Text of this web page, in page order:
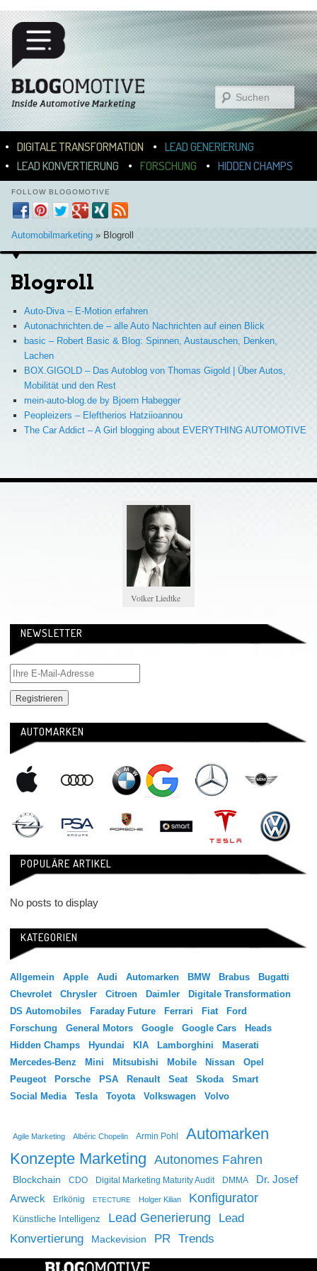
Suchen
ZUM INHALT WECHSELN
ZUM SEKUNDÄREN INHALT WECHSELN
DIGITALE TRANSFORMATION
LEAD GENERIERUNG
LEAD KONVERTIERUNG
FORSCHUNG HIDDEN CHAMPS
FOLLOW BLOGOMOTIVE
Automobilmarketing » Blogroll
Blogroll
Auto-Diva – E-Motion erfahren
Autonachrichten.de – alle Auto Nachrichten auf einen Blick
basic – Robert Basic & Blog: Spinnen, Austauschen, Denken,
Lachen
BOX.GIGOLD – Das Autoblog von Thomas Gigold | Über Autos,
Mobilität und den Rest
mein-auto-blog.de by Bjoern Habegger
Peopleizers – Eleftherios Hatziioannou
The Car Addict – A Girl blogging about EVERYTHING AUTOMOTIVE
Volker Liedtke
NEWSLETTER
AUTOMARKEN
POPULÄRE ARTIKEL
No posts to display
KATEGORIEN
Allgemein Apple Audi Automarken BMW Brabus
Bugatti
Chevrolet
Chrysler Citroen Daimler
Digitale Transformation
DS Automobiles
Faraday Future Ferrari Fiat
Ford
Forschung
General Motors Google Google Cars
Heads
Hidden Champs
Hyundai KIA Lamborghini
Maserati
Mercedes-Benz
Mini Mitsubishi Mobile Nissan
Opel
Peugeot
Porsche PSA Renault Seat Skoda
Smart
Social Media
Tesla Toyota Volkswagen Volvo
Agile Marketing Albéric Chopelin Armin Pohl
Automarken
Konzepte Marketing Autonomes Fahren
Blockchain CDO Digital Marketing Maturity Audit DMMA
Dr. Josef
Arweck
Erlkönig ETECTURE Holger Kilian Konfigurator
Künstliche Intelligenz Lead Generierung
Lead
Konvertierung
Mackevision PR Trends